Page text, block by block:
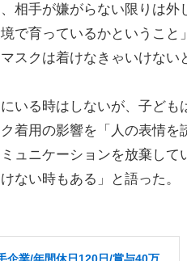
相手が嫌がらない限りは外
で育っているかというこ
スクは着けなきゃいけない
いる時はしないが、子ども
着用の影響を「人の表情
ュニケーションを放棄し
ない時もある」と語った。